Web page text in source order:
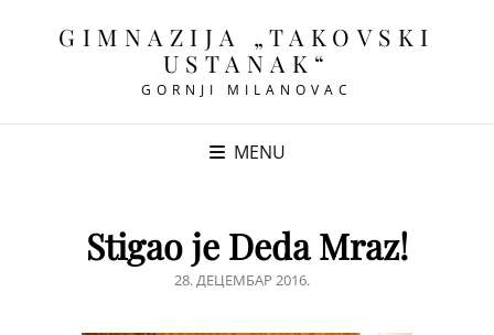
GIMNAZIJA „TAKOVSKI
USTANAK“
GORNJI MILANOVAC
MENU
Stigao je Deda Mraz!
POSTED
28. ДЕЦЕМБАР 2016.